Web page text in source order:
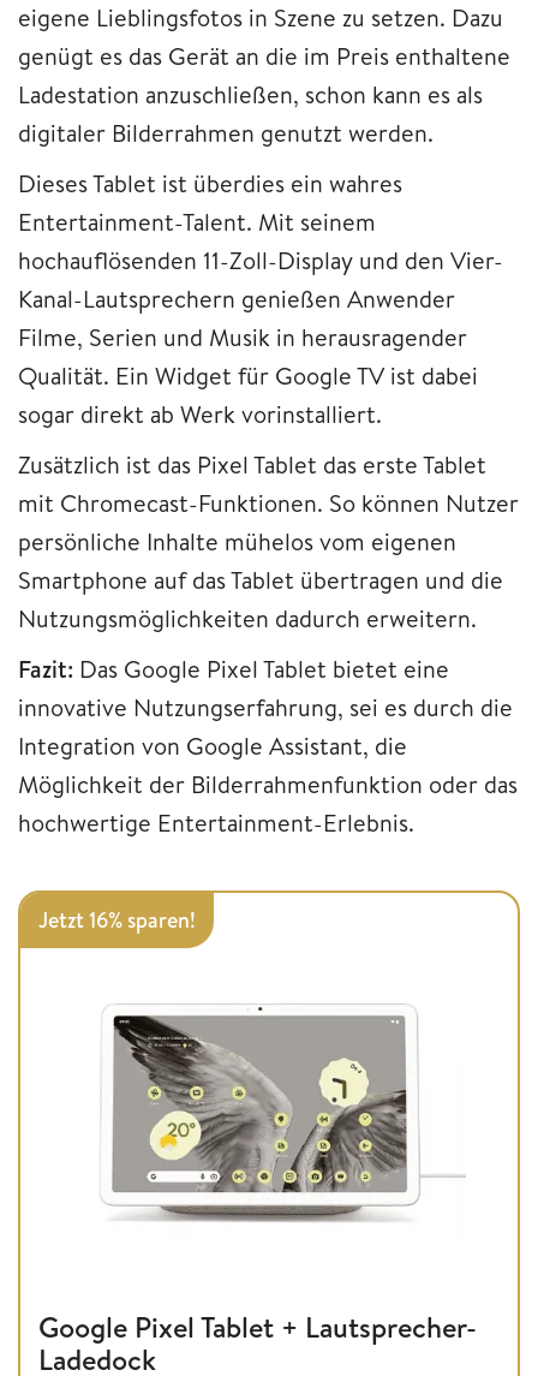
eigene Lieblingsfotos in Szene zu setzen. Dazu
genügt es das Gerät an die im Preis enthaltene
Ladestation anzuschließen, schon kann es als
digitaler Bilderrahmen genutzt werden.
Dieses Tablet ist überdies ein wahres
Entertainment-Talent. Mit seinem
hochauflösenden 11-Zoll-Display und den Vier-
Kanal-Lautsprechern genießen Anwender
Filme, Serien und Musik in herausragender
Qualität. Ein Widget für Google TV ist dabei
sogar direkt ab Werk vorinstalliert.
Zusätzlich ist das Pixel Tablet das erste Tablet
mit Chromecast-Funktionen. So können Nutzer
persönliche Inhalte mühelos vom eigenen
Smartphone auf das Tablet übertragen und die
Nutzungsmöglichkeiten dadurch erweitern.
Fazit: Das Google Pixel Tablet bietet eine
innovative Nutzungserfahrung, sei es durch die
Integration von Google Assistant, die
Möglichkeit der Bilderrahmenfunktion oder das
hochwertige Entertainment-Erlebnis.
Jetzt 16% sparen!
Google Pixel Tablet + Lautsprecher-
Ladedock